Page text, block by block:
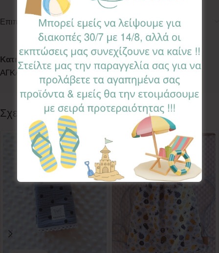
Επιπλέον πληροφορίες
Κωδικός προϊόντος:
Κατηγορίες:
LETS WALK SWEET DREAMS
ΑΓΚΑΛΙΑΣ
ΠΑΝΕΣ ΑΓΚΑΛΙΑΣ
Follow:
Σχετικά προϊόντα